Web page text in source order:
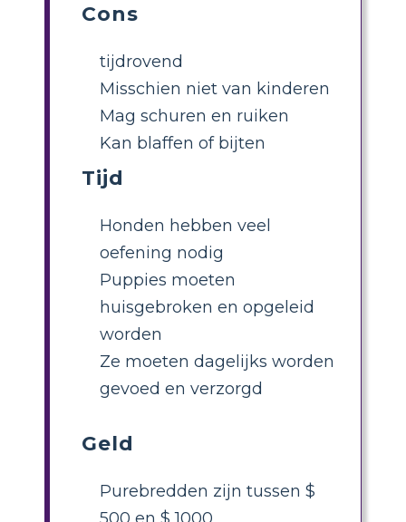
Cons
tijdrovend
Misschien niet van kinderen
Mag schuren en ruiken
Kan blaffen of bijten
Tijd
Honden hebben veel
oefening nodig
Puppies moeten
huisgebroken en opgeleid
worden
Ze moeten dagelijks worden
gevoed en verzorgd
Geld
Purebredden zijn tussen $